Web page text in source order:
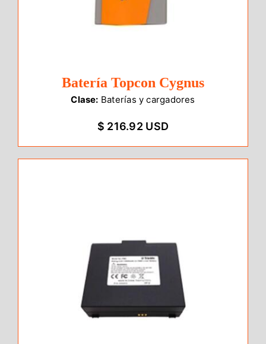
Batería Topcon Cygnus
Clase: Baterías y cargadores
$ 216.92 USD